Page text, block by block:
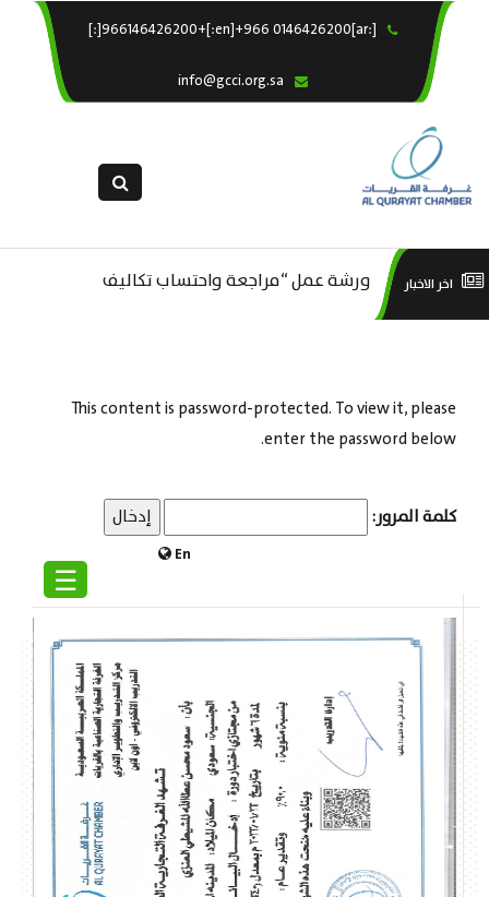
[:ar]966146426200+[:en]+966 0146426200[:]
En
☰
×
خدماتنا
التقديم الالكترونى
اخر الاخبار..
ورشة عمل “مراجعة واحتساب تكاليف
This content is password-protected. To view it, please
enter the password below.
كلمة المرور: